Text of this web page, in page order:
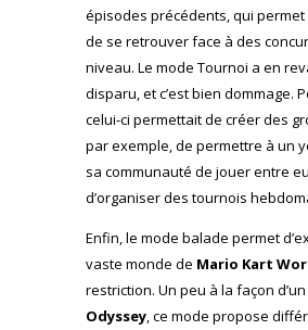
épisodes précédents, qui
de se retrouver face à des
niveau. Le mode Tournoi a en
disparu, et c’est bien dommage.
celui-ci permettait de créer des
par exemple, de permettre à un
sa communauté de jouer entre
d’organiser des tournois
Enfin, le mode balade permet
vaste monde de Mario Kart
restriction. Un peu à la façon d’un
Odyssey, ce mode propose